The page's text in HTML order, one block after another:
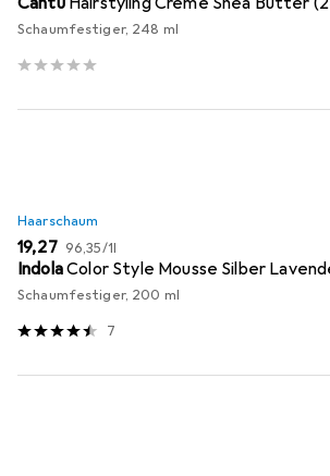
Schaumfestiger, 248 ml
Haarschaum
EUR
19,27 EUR
96,35/1l
IndolaColor Style Mousse Silber
Schaumfestiger, 200 ml
7